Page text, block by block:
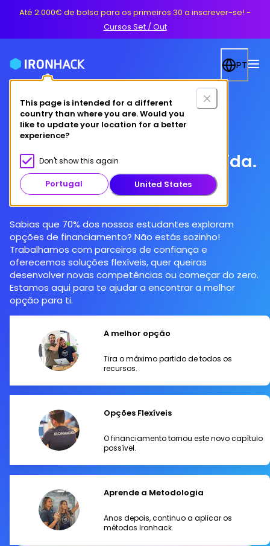
Até 2.000€ de bolsa para os primeiros 30 a inscrever-se! -
Cursos Set / Out
This page is intended for a different
country than where you are. Would you
like to update your location for a better
experience?
Don't show this again
Portugal United States
PT
Financiamento à tua medida.
A tua carreira tech!
Sabias que 70% dos nossos estudantes exploram
opções de financiamento? Não estás sozinho!
Trabalhamos com parceiros de confiança e
oferecemos soluções flexíveis, quer queiras
desenvolver novas competências ou começar do zero.
Estamos aqui para te ajudar a encontrar a melhor
opção para ti.
A melhor opção
Tira o máximo partido de todos os
recursos.
Opções Flexíveis
O financiamento tornou este novo capítulo
possível.
Aprende a Metodologia
Anos depois, continuo a aplicar os
métodos Ironhack.